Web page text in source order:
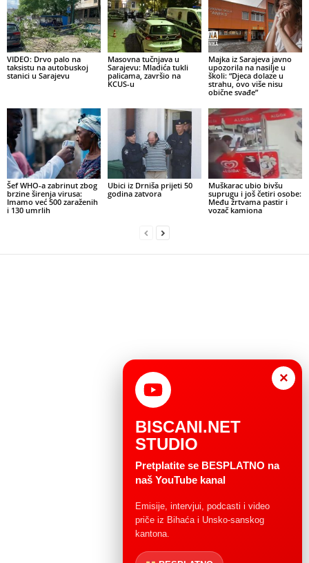
VIDEO: Drvo palo na
taksistu na autobuskoj
stanici u Sarajevu
Masovna tučnjava u
Sarajevu: Mladića tukli
palicama, završio na
KCUS-u
Majka iz Sarajeva javno
upozorila na nasilje u
školi: “Djeca dolaze u
strahu, ovo više nisu
obične svađe”
Šef WHO-a zabrinut zbog
brzine širenja virusa:
Imamo već 500 zaraženih
i 130 umrlih
Ubici iz Drniša prijeti 50
godina zatvora
Muškarac ubio bivšu
suprugu i još četiri osobe:
Među žrtvama pastir i
vozač kamiona
×
BISCANI.NET
STUDIO
Pretplatite se BESPLATNO na
naš YouTube kanal
Emisije, intervjui, podcasti i video
priče iz Bihaća i Unsko-sanskog
kantona.